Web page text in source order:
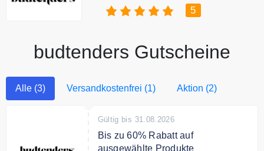
5
budtenders Gutscheine
Alle (3) Versandkostenfrei (1) Aktion (2)
Gültig bis 31.08.2026
Bis zu 60% Rabatt auf
ausgewählte Produkte